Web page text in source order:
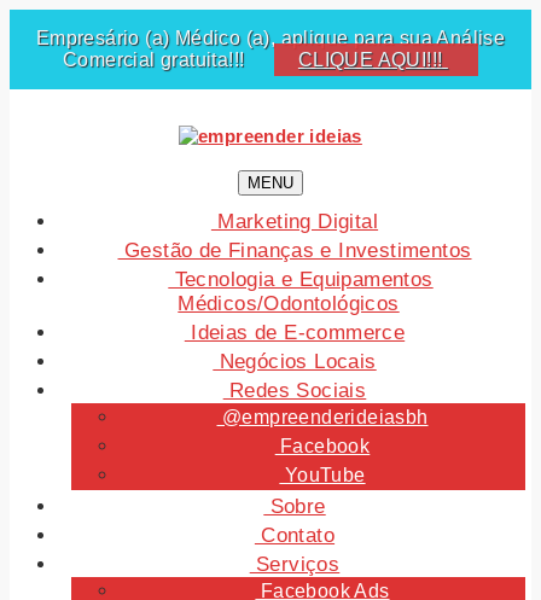
Empresário (a) Médico (a), aplique para sua Análise
Comercial gratuita!!!
CLIQUE AQUI!!!
MENU
Marketing Digital
Gestão de Finanças e Investimentos
Tecnologia e Equipamentos
Médicos/Odontológicos
Ideias de E-commerce
Negócios Locais
Redes Sociais
@empreenderideiasbh
Facebook
YouTube
Sobre
Contato
Serviços
Facebook Ads